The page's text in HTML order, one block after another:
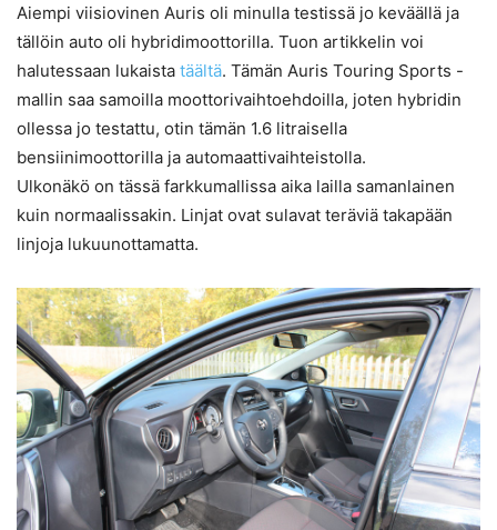
Aiempi viisiovinen Auris oli minulla testissä jo keväällä ja
tällöin auto oli hybridimoottorilla. Tuon artikkelin voi
halutessaan lukaista täältä. Tämän Auris Touring Sports -
mallin saa samoilla moottorivaihtoehdoilla, joten hybridin
ollessa jo testattu, otin tämän 1.6 litraisella
bensiinimoottorilla ja automaattivaihteistolla.
Ulkonäkö on tässä farkkumallissa aika lailla samanlainen
kuin normaalissakin. Linjat ovat sulavat teräviä takapään
linjoja lukuunottamatta.